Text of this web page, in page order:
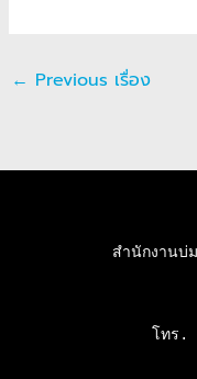
← Previous เรื่อง
สำนักงานบ่
โทร.